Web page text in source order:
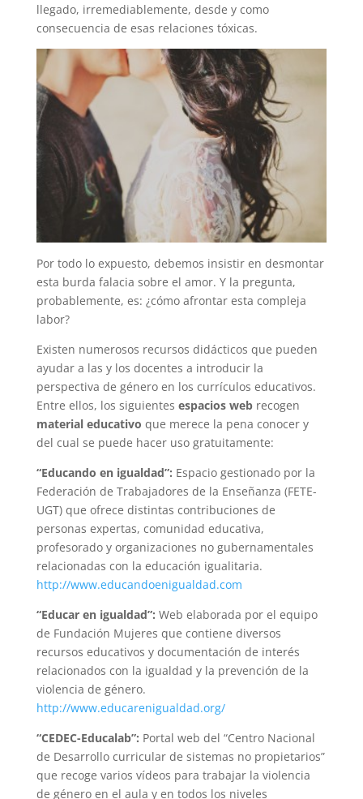
llegado, irremediablemente, desde y como
consecuencia de esas relaciones tóxicas.
Por todo lo expuesto, debemos insistir en desmontar
esta burda falacia sobre el amor. Y la pregunta,
probablemente, es: ¿cómo afrontar esta compleja
labor?
Existen numerosos recursos didácticos que pueden
ayudar a las y los docentes a introducir la
perspectiva de género en los currículos educativos.
Entre ellos, los siguientes espacios webrecogen
material educativo que merece la pena conocer y
del cual se puede hacer uso gratuitamente:
“Educando en igualdad”: Espacio gestionado por la
Federación de Trabajadores de la Enseñanza (FETE-
UGT) que ofrece distintas contribuciones de
personas expertas, comunidad educativa,
profesorado y organizaciones no gubernamentales
relacionadas con la educación igualitaria.
http://www.educandoenigualdad.com
“Educar en igualdad”: Web elaborada por el equipo
de Fundación Mujeres que contiene diversos
recursos educativos y documentación de interés
relacionados con la igualdad y la prevención de la
violencia de género.
http://www.educarenigualdad.org/
“CEDEC-Educalab”: Portal web del “Centro Nacional
de Desarrollo curricular de sistemas no propietarios”
que recoge varios vídeos para trabajar la violencia
de género en el aula y en todos los niveles